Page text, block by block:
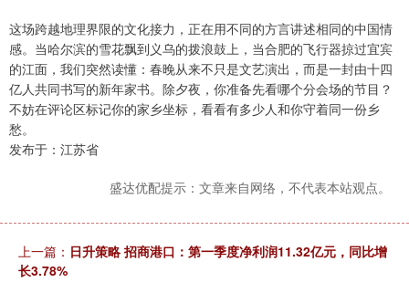
这场跨越地理界限的文化接力，正在用不同的方言讲述相同的中国情
感。当哈尔滨的雪花飘到义乌的拨浪鼓上，当合肥的飞行器掠过宜宾
的江面，我们突然读懂：春晚从来不只是文艺演出，而是一封由十四
亿人共同书写的新年家书。除夕夜，你准备先看哪个分会场的节目？
不妨在评论区标记你的家乡坐标，看看有多少人和你守着同一份乡
愁。
发布于：江苏省
盛达优配提示：文章来自网络，不代表本站观点。
上一篇： 日升策略 招商港口：第一季度净利润11.32亿元，同比增
长3.78%